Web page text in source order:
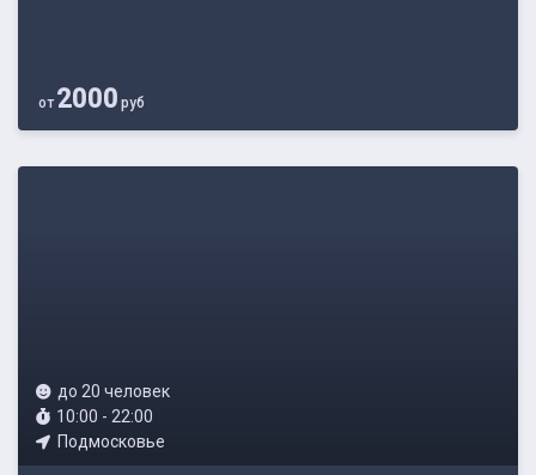
от2000 руб
до 20 человек
10:00 - 22:00
Подмосковье